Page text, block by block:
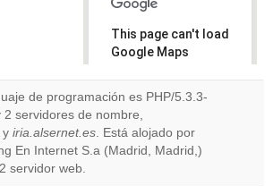
This page can't load
Google Maps
own this
website?
de programación es PHP/5.3.3-
2 servidores de nombre,
y iria.alsernet.es. Está alojado por
En Internet S.a (Madrid, Madrid,)
servidor web.